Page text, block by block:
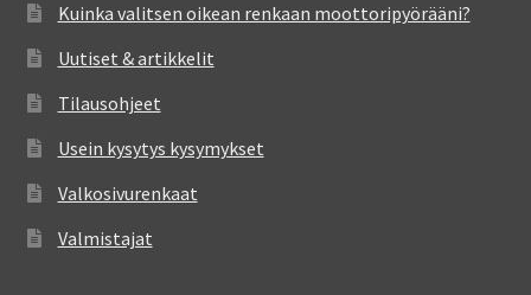
Kuinka valitsen oikean renkaan moottoripyörääni?
Uutiset & artikkelit
Tilausohjeet
Usein kysytys kysymykset
Valkosivurenkaat
Valmistajat